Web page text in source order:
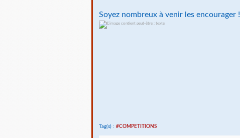
Soyez nombreux à venir les encourager !
Tag(s) : #COMPETITIONS